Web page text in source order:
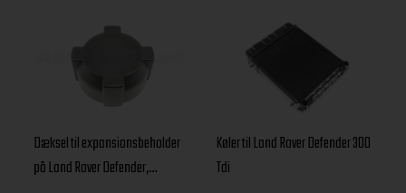
Dæksel til expansionsbeholder
på Land Rover Defender,
Køler til Land Rover Defender 300
Tdi